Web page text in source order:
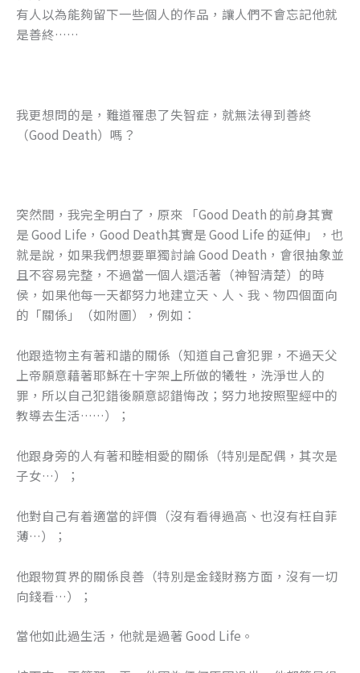
有人以為能夠留下一些個人的作品，讓人們不會忘記他就
是善終……
我更想問的是，難道罹患了失智症，就無法得到善終
（Good Death）嗎？
突然間，我完全明白了，原來 「Good Death 的前身其實
是 Good Life，Good Death其實是 Good Life 的延伸」，也
就是說，如果我們想要單獨討論 Good Death，會很抽象並
且不容易完整，不過當一個人還活著（神智清楚）的時
侯，如果他每一天都努力地建立天、人、我、物四個面向
的「關係」（如附圖），例如：
他跟造物主有著和諧的關係（知道自己會犯罪，不過天父
上帝願意藉著耶穌在十字架上所做的犧牲，洗淨世人的
罪，所以自己犯錯後願意認錯悔改；努力地按照聖經中的
教導去生活……）；
他跟身旁的人有著和睦相愛的關係（特別是配偶，其次是
子女…）；
他對自己有着適當的評價（沒有看得過高、也沒有枉自菲
薄…）；
他跟物質界的關係良善（特別是金錢財務方面，沒有一切
向錢看…）；
當他如此過生活，他就是過著 Good Life。